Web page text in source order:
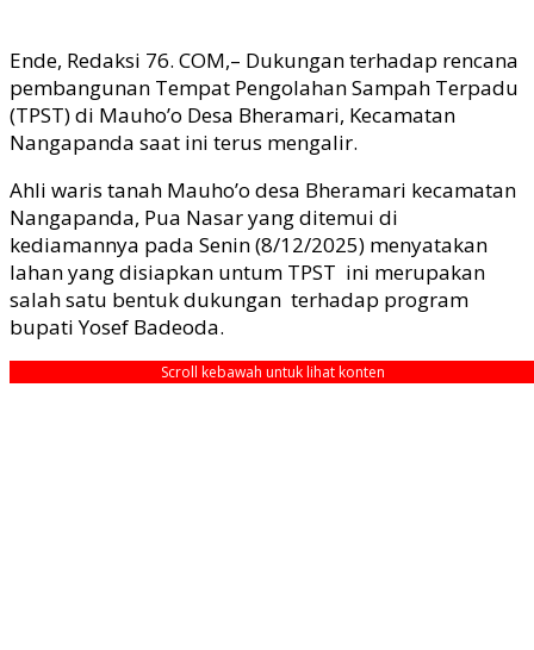
Ende, Redaksi 76. COM,– Dukungan terhadap rencana
pembangunan Tempat Pengolahan Sampah Terpadu
(TPST) di Mauho’o Desa Bheramari, Kecamatan
Nangapanda saat ini terus mengalir.
Ahli waris tanah Mauho’o desa Bheramari kecamatan
Nangapanda, Pua Nasar yang ditemui di
kediamannya pada Senin (8/12/2025) menyatakan
lahan yang disiapkan untum TPST ini merupakan
salah satu bentuk dukungan terhadap program
bupati Yosef Badeoda.
Scroll kebawah untuk lihat konten